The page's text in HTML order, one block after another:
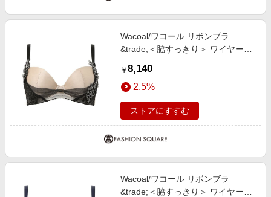
Wacoal/ワコール リボンブラ
&trade;＜脇すっきり＞ ワイヤーブ
３） BE C80
￥ 8,140
2.5%
ストアにすすむ
Wacoal/ワコール リボンブラ
&trade;＜脇すっきり＞ ワイヤーブ